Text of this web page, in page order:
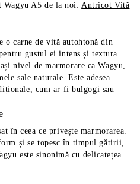
Wagyu A5 de la noi:Antricot Vită
o carne de vită autohtonă din
gustul ei intens și textura
nivel de marmorare ca Wagyu,
sale naturale. Este adesea
cum ar fi bulgogi sau
în ceea ce privește marmorarea.
și se topesc în timpul gătirii,
este sinonimă cu delicatețea